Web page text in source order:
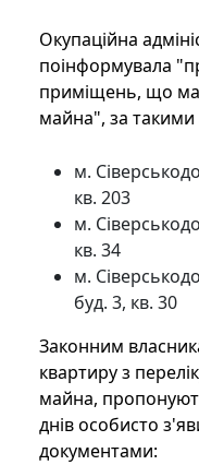
Окупаційна
поінформувала
приміщень, що
майна", за
м.
кв. 203
м.
кв. 34
м.
буд. 3, кв. 30
Законним
квартиру з
майна,
днів особисто
документами: